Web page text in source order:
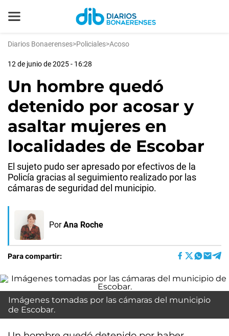
Diarios Bonaerenses>Policiales>Acoso
12 de junio de 2025 - 16:28
Un hombre quedó
detenido por acosar y
asaltar mujeres en
localidades de Escobar
El sujeto pudo ser apresado por efectivos de la
Policía gracias al seguimiento realizado por las
cámaras de seguridad del municipio.
Por Ana Roche
Para compartir:
Imágenes tomadas por las cámaras del municipio
de Escobar.